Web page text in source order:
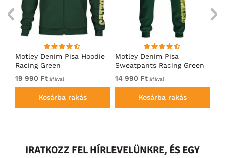
Motley Denim Pisa Hoodie
Racing Green
19 990 Ft áfával
Kosárba rakás
Motley Denim Pisa
Sweatpants Racing Green
14 990 Ft áfával
Kosárba rakás
IRATKOZZ FEL HÍRLEVELÜNKRE, ÉS EGY